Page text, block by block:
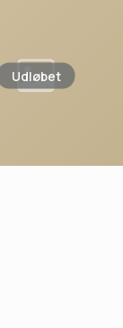
Udløbet